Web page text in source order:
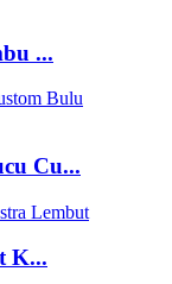
...
Cu...
K...